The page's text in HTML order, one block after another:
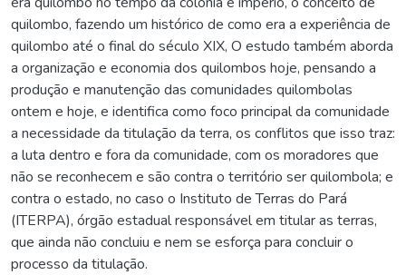
quilombo, fazendo um histórico de como era a experiência de
quilombo até o final do século XIX, O estudo também aborda
a organização e economia dos quilombos hoje, pensando a
produção e manutenção das comunidades quilombolas
ontem e hoje, e identifica como foco principal da comunidade
a necessidade da titulação da terra, os conflitos que isso traz:
a luta dentro e fora da comunidade, com os moradores que
não se reconhecem e são contra o território ser quilombola; e
contra o estado, no caso o Instituto de Terras do Pará
(ITERPA), órgão estadual responsável em titular as terras,
que ainda não concluiu e nem se esforça para concluir o
processo da titulação.